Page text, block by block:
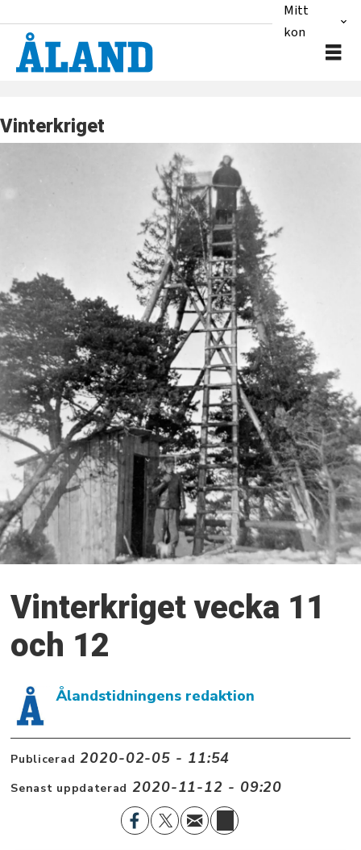
Mitt
konto
Vinterkriget
Vinterkriget vecka 11
och 12
Ålandstidningens redaktion
Publicerad 2020-02-05 - 11:54
Senast uppdaterad 2020-11-12 - 09:20